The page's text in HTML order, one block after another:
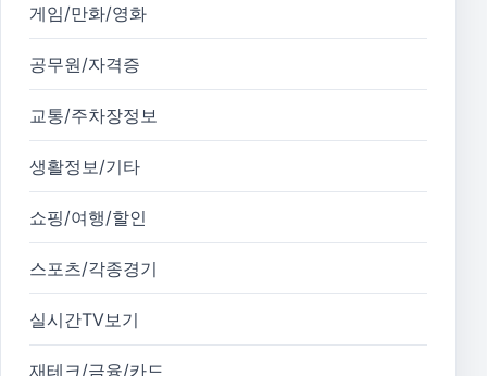
게임/만화/영화
공무원/자격증
교통/주차장정보
생활정보/기타
쇼핑/여행/할인
스포츠/각종경기
실시간TV보기
재테크/금융/카드